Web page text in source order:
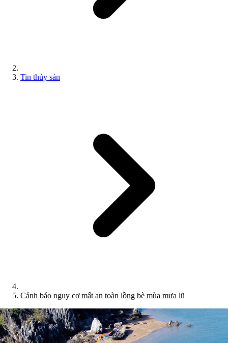
Tin thủy sản
Cảnh báo nguy cơ mất an toàn lồng bè mùa mưa lũ